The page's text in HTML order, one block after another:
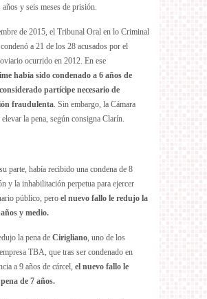
y seis meses de prisión.
de 2015, el Tribunal Oral en lo Criminal
a 21 de los 28 acusados por el
ocurrido en 2012. En ese
había sido condenado a 6 años de
partícipe necesario de
fraudulenta . Sin embargo, la Cámara
la pena, según consigna Clarín.
parte, había recibido una condena de 8
y la inhabilitación perpetua para ejercer
público, pero el nuevo fallo le redujo la
y medio.
la pena de Cirigliano , uno de los
TBA, que tras ser condenado en
a 9 años de cárcel, el nuevo fallo le
de 7 años.